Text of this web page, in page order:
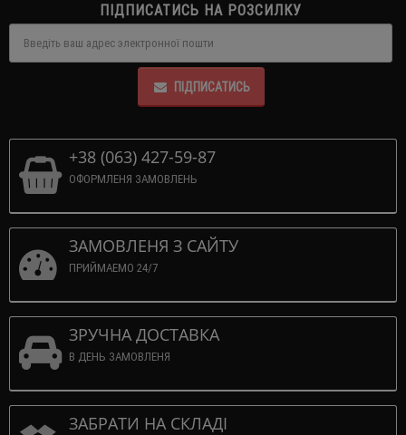
ПІДПИСАТИСЬ НА РОЗСИЛКУ
ПІДПИСАТИСЬ
+38 (063) 427-59-87
ОФОРМЛЕНЯ ЗАМОВЛЕНЬ
ЗАМОВЛЕНЯ З САЙТУ
ПРИЙМАЕМО 24/7
ЗРУЧНА ДОСТАВКА
В ДЕНЬ ЗАМОВЛЕНЯ
ЗАБРАТИ НА СКЛАДІ